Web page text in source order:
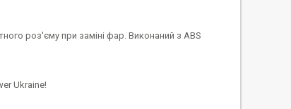
роз'єму при заміні фар. Виконаний з ABS
Ukraine!